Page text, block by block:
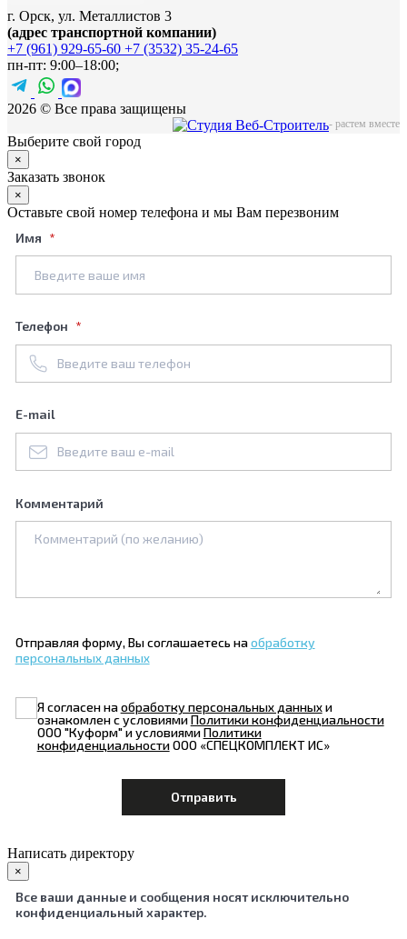
г. Орск, ул. Металлистов 3
(адрес транспортной компании)
+7 (961) 929-65-60 +7 (3532) 35-24-65
пн-пт: 9:00–18:00;
2026 © Все права защищены
- растем вместе
Выберите свой город
×
Заказать звонок
×
Оставьте свой номер телефона и мы Вам перезвоним
Имя
Телефон
E-mail
Комментарий
Отправляя форму, Вы соглашаетесь наобработку
персональных данных
Я согласен наобработку персональных данныхи
ознакомлен с условиямиПолитики конфиденциальности
ООО "Куформ" и условиямиПолитики
конфиденциальностиООО «СПЕЦКОМПЛЕКТ ИС»
Написать директору
×
Все ваши данные и сообщения носят исключительно
конфиденциальный характер.